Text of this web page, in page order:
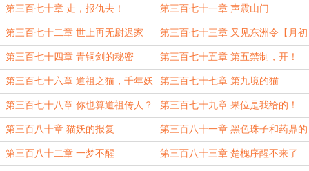
山！
第三百七十章 走，报仇去！ 第三百七十一章 声震山门
第三百七十二章 世上再无尉迟家 第三百七十三章 又见东洲令【月初
求月票】
第三百七十四章 青铜剑的秘密 第三百七十五章 第五禁制，开！
第三百七十六章 道祖之猫，千年妖
兽！
第三百七十七章 第九境的猫
第三百七十八章 你也算道祖传人？ 第三百七十九章 果位是我给的！
第三百八十章 猫妖的报复 第三百八十一章 黑色珠子和药鼎的
秘密
第三百八十二章 一梦不醒 第三百八十三章 楚槐序醒不来了